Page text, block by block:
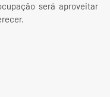
será aproveitar